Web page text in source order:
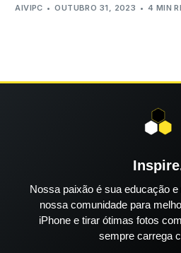
AIVIPC OUTUBRO 31, 2023 4 MIN
Nossa paixão é sua educação
nossa comunidade para
iPhone e tirar ótimas fotos
sempre carrega